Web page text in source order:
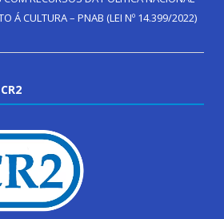
Á CULTURA – PNAB (LEI Nº 14.399/2022)